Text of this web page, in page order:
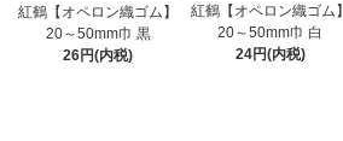
紅鶴【オペロン織ゴム】
20～50mm巾 黒
26円(内税)
紅鶴【オペロン織ゴム】
20～50mm巾 白
24円(内税)